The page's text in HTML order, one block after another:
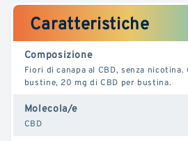
Caratteristiche
Composizione
Fiori di canapa al CBD, senza nicotina.
bustine, 20 mg di CBD per bustina.
Molecola/e
CBD